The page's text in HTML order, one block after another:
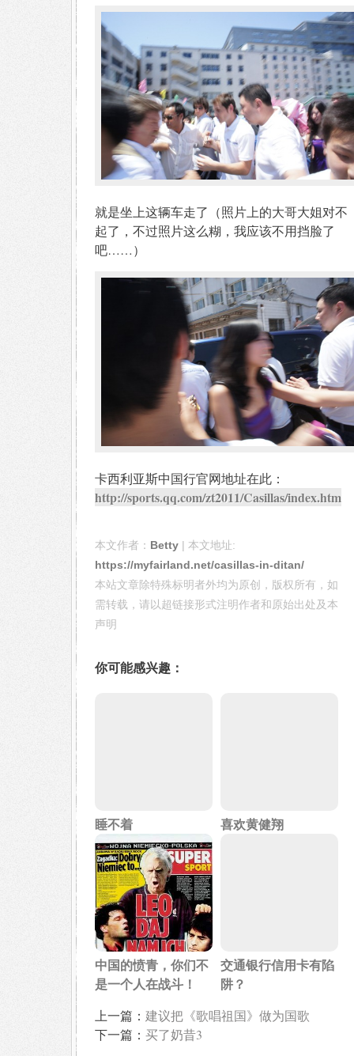
就是坐上这辆车走了（照片上的大哥大姐对不
起了，不过照片这么糊，我应该不用挡脸了
吧……）
卡西利亚斯中国行官网地址在此：
http://sports.qq.com/zt2011/Casillas/index.htm
本文作者： Betty | 本文地址:
https://myfairland.net/casillas-in-ditan/
本站文章除特殊标明者外均为原创，版权所有，如
需转载，请以超链接形式注明作者和原始出处及本
声明
你可能感兴趣：
睡不着 喜欢黄健翔
中国的愤青，你们不
是一个人在战斗！
交通银行信用卡有陷
阱？
上一篇： 建议把《歌唱祖国》做为国歌
下一篇： 买了奶昔3